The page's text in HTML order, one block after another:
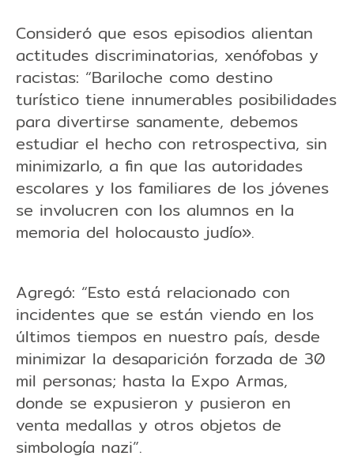
Consideró que esos episodios alientan
actitudes discriminatorias, xenófobas y
racistas: “Bariloche como destino
turístico tiene innumerables posibilidades
para divertirse sanamente, debemos
estudiar el hecho con retrospectiva, sin
minimizarlo, a fin que las autoridades
escolares y los familiares de los jóvenes
se involucren con los alumnos en la
memoria del holocausto judío».
Agregó: “Esto está relacionado con
incidentes que se están viendo en los
últimos tiempos en nuestro país, desde
minimizar la desaparición forzada de 30
mil personas; hasta la Expo Armas,
donde se expusieron y pusieron en
venta medallas y otros objetos de
simbología nazi”.